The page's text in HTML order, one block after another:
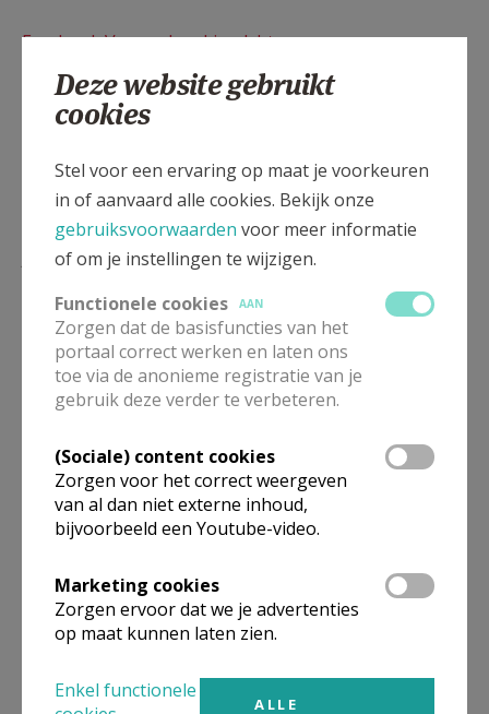
Facebook Vormselwerking Ichtegem
Lees meer
Deze website gebruikt
cookies
Stel voor een ervaring op maat je voorkeuren
in of aanvaard alle cookies. Bekijk onze
gebruiksvoorwaarden voor meer informatie
of om je instellingen te wijzigen.
Functionele cookies
AAN
Zorgen dat de basisfuncties van het
portaal correct werken en laten ons
toe via de anonieme registratie van je
gebruik deze verder te verbeteren.
(Sociale) content cookies
Zorgen voor het correct weergeven
van al dan niet externe inhoud,
bijvoorbeeld een Youtube-video.
Marketing cookies
Zorgen ervoor dat we je advertenties
op maat kunnen laten zien.
Enkel functionele
ALLE